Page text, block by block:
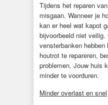
Tijdens het reparen
misgaan. Wanneer je
kan er heel wat kapot
bijvoorbeeld niet
vensterbanken
houtrot te repareren,
problemen. Jouw huis
minder te voorduren.
Minder overlast en snel